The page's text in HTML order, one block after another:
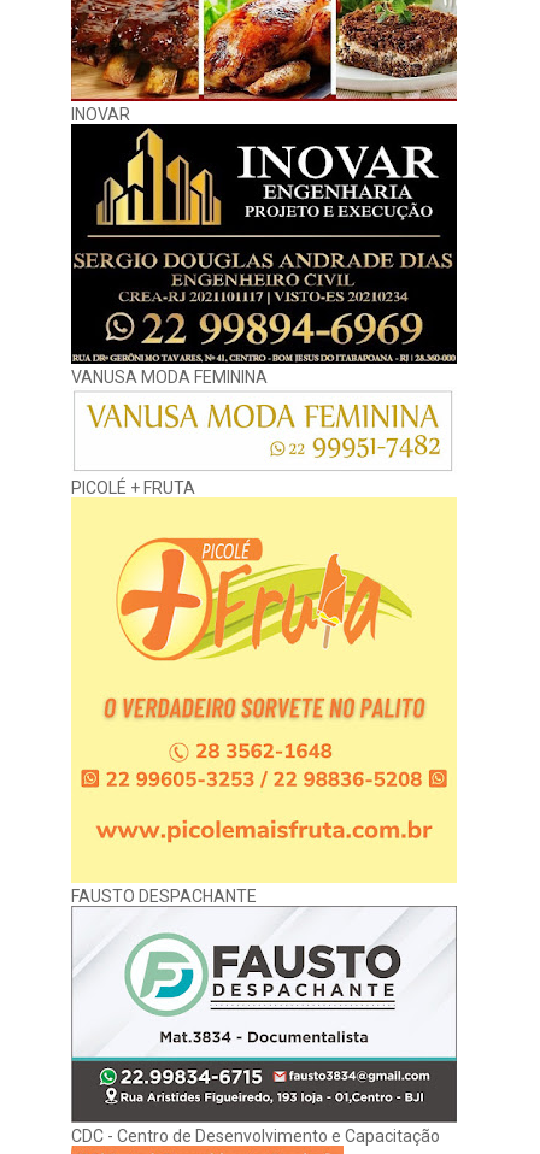
INOVAR
VANUSA MODA FEMININA
PICOLÉ + FRUTA
FAUSTO DESPACHANTE
CDC - Centro de Desenvolvimento e Capacitação